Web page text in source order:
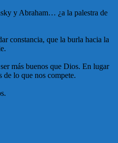
y Abraham… ¿a la palestra de
constancia, que la burla hacia la
más buenos que Dios. En lugar
de lo que nos compete.